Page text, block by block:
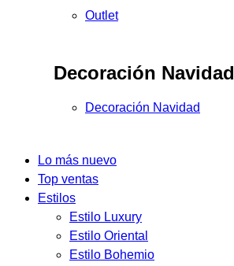
Outlet
Decoración Navidad
Decoración Navidad
Lo más nuevo
Top ventas
Estilos
Estilo Luxury
Estilo Oriental
Estilo Bohemio